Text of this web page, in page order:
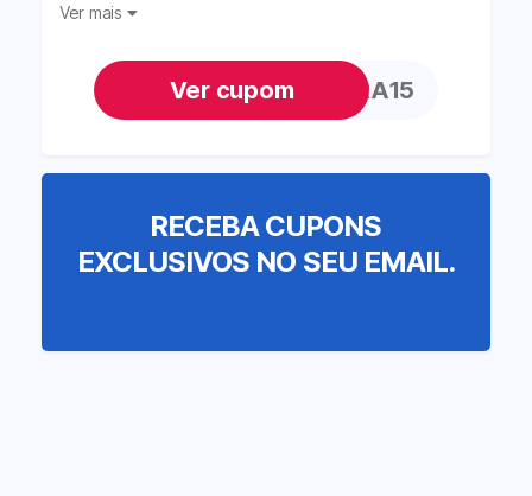
Ver mais
PRIMEIRA15
RECEBA CUPONS
EXCLUSIVOS NO SEU EMAIL.